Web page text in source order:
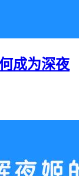
成为深夜